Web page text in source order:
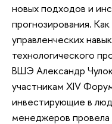
новых подходов и
прогнозирования.
управленческих
технологического
ВШЭ Александр
участникам XIV
инвестирующие в
менеджеров